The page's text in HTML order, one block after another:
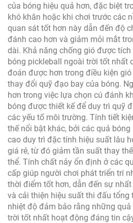
của bóng hiệu quả hơn, đặc biệt
khó khăn hoặc khi chơi trước các
quan sát tốt hơn này dẫn đến độ
đánh cao hơn và giảm mỏi mắt
dài. Khả năng chống gió được
bóng pickleball ngoài trời tốt nhất
đoán được hơn trong điều kiện
thay đổi quỹ đạo bay của bóng.
hơn trong việc lựa chọn cú đánh
bóng được thiết kế để duy trì quỹ
các yếu tố môi trường. Tính tiết
thế nổi bật khác, bởi các quả
cao duy trì đặc tính hiệu suất lâu
giá rẻ, từ đó giảm tần suất thay
thể. Tính chất nảy ổn định ở các
cấp giúp người chơi phát triển trí
thời điểm tốt hơn, dẫn đến sự
và cải thiện hiệu suất thi đấu tổng
nhiệt độ đảm bảo rằng những
trời tốt nhất hoạt động đáng tin